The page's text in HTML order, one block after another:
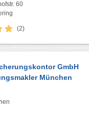
60
(2)
GmbH
München